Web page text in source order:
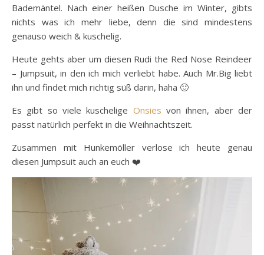
Bademäntel. Nach einer heißen Dusche im Winter, gibts
nichts was ich mehr liebe, denn die sind mindestens
genauso weich & kuschelig.
Heute gehts aber um diesen Rudi the Red Nose Reindeer
– Jumpsuit, in den ich mich verliebt habe. Auch Mr.Big liebt
ihn und findet mich richtig süß darin, haha 🙂
Es gibt so viele kuschelige Onsiesvon ihnen, aber der
passt natürlich perfekt in die Weihnachtszeit.
Zusammen mit Hunkemöller verlose ich heute genau
diesen Jumpsuit auch an euch ❤️